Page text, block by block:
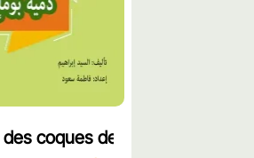
coques de graines de